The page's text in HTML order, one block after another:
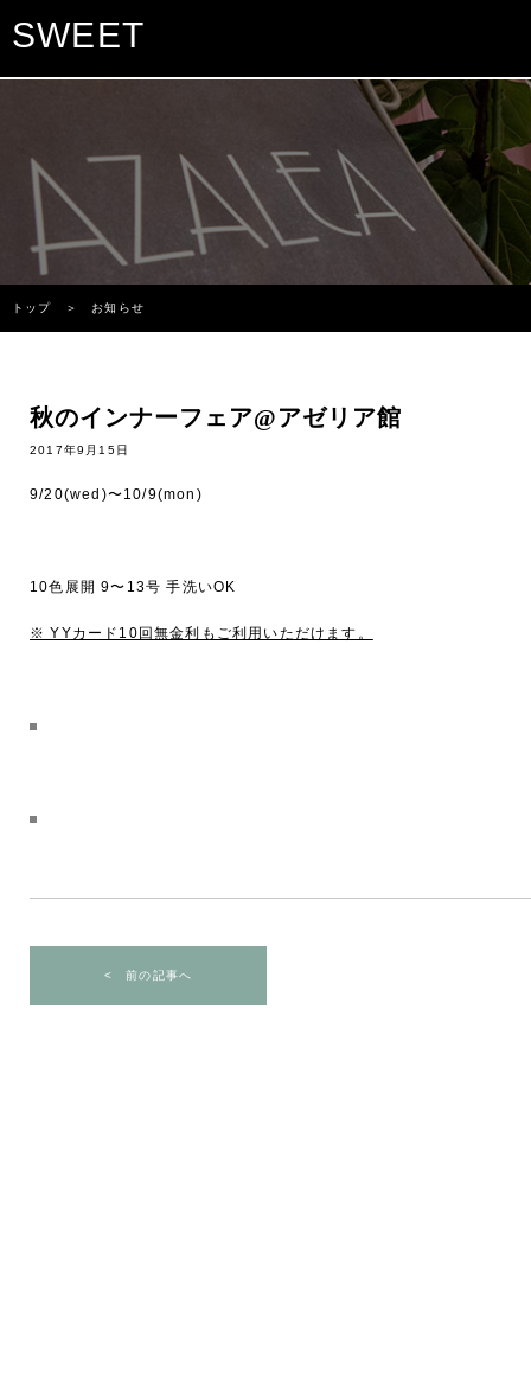
SWEET
トップ ＞ お知らせ
秋のインナーフェア@アゼリア館
2017年9月15日
9/20(wed)〜10/9(mon)
10色展開 9〜13号 手洗いOK
※ YYカード10回無金利もご利用いただけます。
< 前の記事へ